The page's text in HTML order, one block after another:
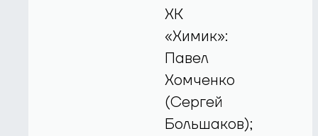
ХК
«Химик»:
Павел
Хомченко
(Сергей
Большаков);